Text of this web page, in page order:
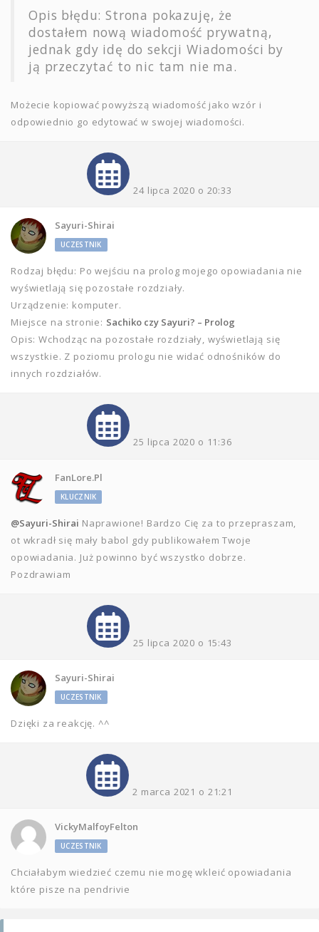
Opis błędu: Strona pokazuję, że
dostałem nową wiadomość prywatną,
jednak gdy idę do sekcji Wiadomości by
ją przeczytać to nic tam nie ma.
Możecie kopiować powyższą wiadomość jako wzór i
odpowiednio go edytować w swojej wiadomości.
24 lipca 2020 o 20:33
Sayuri-Shirai
UCZESTNIK
Rodzaj błędu: Po wejściu na prolog mojego opowiadania nie
wyświetlają się pozostałe rozdziały.
Urządzenie: komputer.
Miejsce na stronie: Sachiko czy Sayuri? – Prolog
Opis: Wchodząc na pozostałe rozdziały, wyświetlają się
wszystkie. Z poziomu prologu nie widać odnośników do
innych rozdziałów.
25 lipca 2020 o 11:36
FanLore.pl
KLUCZNIK
@Sayuri-Shirai Naprawione! Bardzo Cię za to przepraszam,
ot wkradł się mały babol gdy publikowałem Twoje
opowiadania. Już powinno być wszystko dobrze.
Pozdrawiam
25 lipca 2020 o 15:43
Sayuri-Shirai
UCZESTNIK
Dzięki za reakcję. ^^
2 marca 2021 o 21:21
VickyMalfoyFelton
UCZESTNIK
Chciałabym wiedzieć czemu nie mogę wkleić opowiadania
które pisze na pendrivie